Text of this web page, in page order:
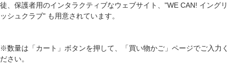
徒、保護者用のインタラクティブなウェブサイト、"WE CAN! イングリ
ッシュクラブ" も用意されています。
※数量は「カート」ボタンを押して、「買い物かご」ページでご入力く
ださい。